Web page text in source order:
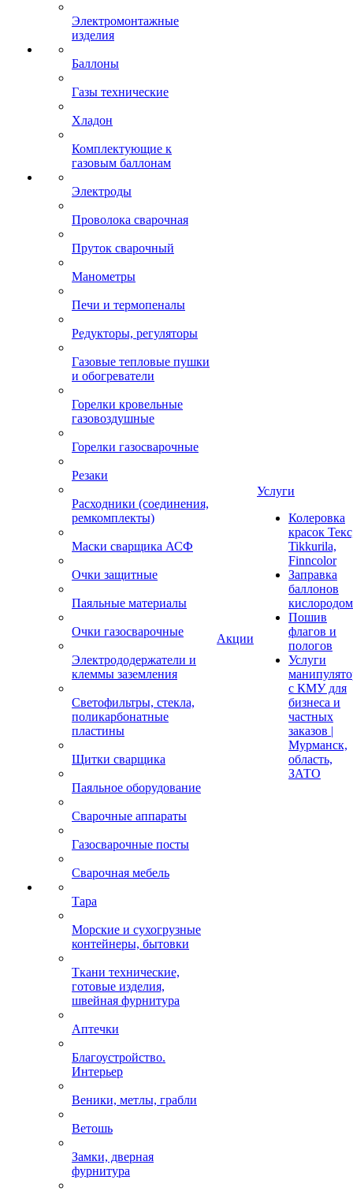
Электромонтажные
изделия
Баллоны
Газы технические
Хладон
Комплектующие к
газовым баллонам
Электроды
Проволока сварочная
Пруток сварочный
Манометры
Печи и термопеналы
Редукторы, регуляторы
Газовые тепловые пушки
и обогреватели
Горелки кровельные
газовоздушные
Горелки газосварочные
Резаки
Расходники (соединения,
ремкомплекты)
Маски сварщика АСФ
Очки защитные
Паяльные материалы
Очки газосварочные
Электрододержатели и
клеммы заземления
Светофильтры, стекла,
поликарбонатные
пластины
Щитки сварщика
Паяльное оборудование
Сварочные аппараты
Газосварочные посты
Сварочная мебель
Тара
Морские и сухогрузные
контейнеры, бытовки
Ткани технические,
готовые изделия,
швейная фурнитура
Аптечки
Благоустройство.
Интерьер
Веники, метлы, грабли
Ветошь
Замки, дверная
фурнитура
Акции
Услуги
Колеровка
красок
Tikkurila,
Finncolor
Заправка
баллонов
кислородом
Пошив
флагов и
пологов
Услуги
с КМУ для
бизнеса и
частных
заказов |
Мурманск,
область,
ЗАТО